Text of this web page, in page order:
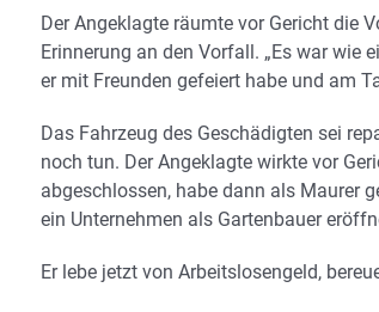
Der Angeklagte räumte vor Gericht die
Erinnerung an den Vorfall. „Es war wie
er mit Freunden gefeiert habe und am
Das Fahrzeug des Geschädigten sei
noch tun. Der Angeklagte wirkte vor
abgeschlossen, habe dann als Maurer
ein Unternehmen als Gartenbauer
Er lebe jetzt von Arbeitslosengeld,